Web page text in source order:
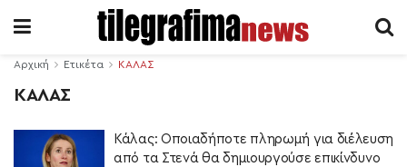
Αρχική Ετικέτα ΚΑΛΑΣ
ΚΑΛΑΣ
Κάλας: Οποιαδήποτε πληρωμή για διέλευση
από τα Στενά θα δημιουργούσε επικίνδυνο